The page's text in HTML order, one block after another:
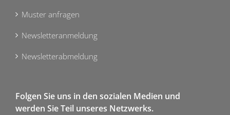
Muster anfragen
Newsletteranmeldung
Newsletterabmeldung
Folgen Sie uns in den sozialen Medien und
werden Sie Teil unseres Netzwerks.